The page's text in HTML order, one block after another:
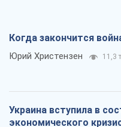
Когда закончится
Юрий Христензен 11,3 т.
Украина вступила в
экономического